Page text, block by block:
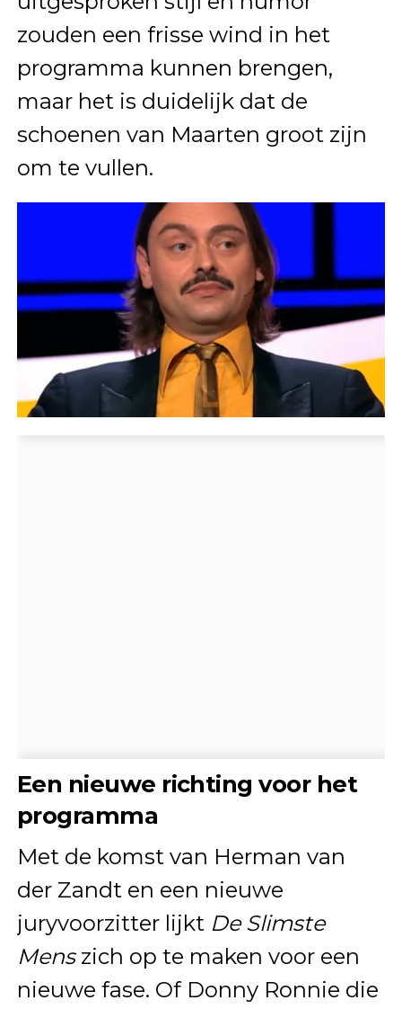
zouden een frisse wind in het
programma kunnen brengen,
maar het is duidelijk dat de
schoenen van Maarten groot zijn
om te vullen.
Een nieuwe richting voor het
programma
Met de komst van Herman van
der Zandt en een nieuwe
juryvoorzitter lijkt De Slimste
Menszich op te maken voor een
nieuwe fase. Of Donny Ronnie die